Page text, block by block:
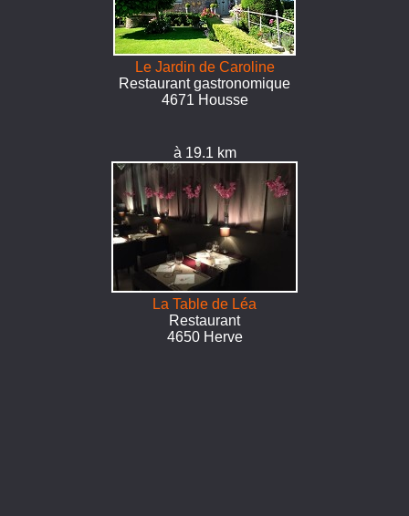
Le Jardin de Caroline
Restaurant gastronomique
4671 Housse
à 19.1 km
La Table de Léa
Restaurant
4650 Herve